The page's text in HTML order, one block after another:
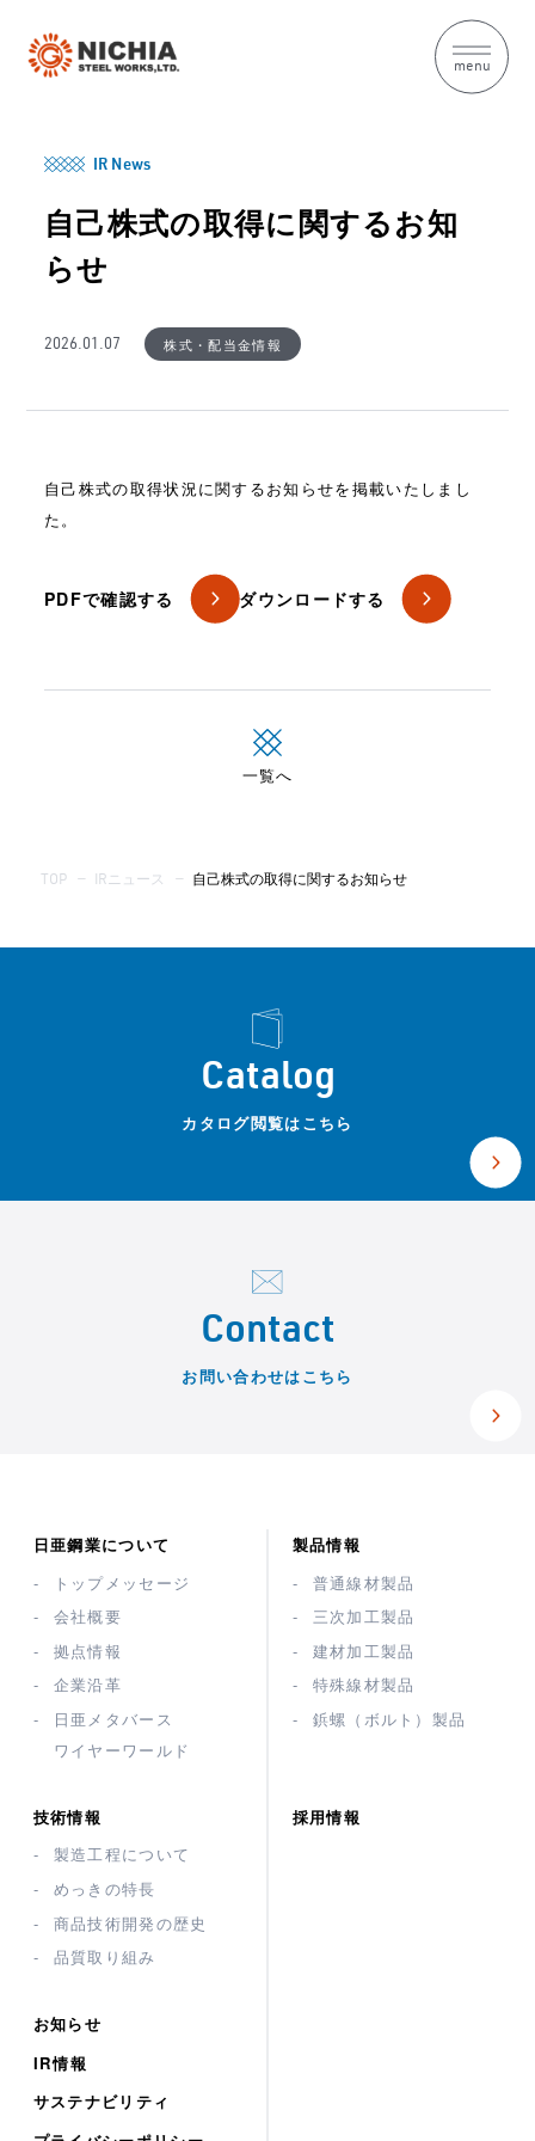
menu
IR News
自己株式の取得に関するお知
らせ
2026.01.07 株式・配当金情報
自己株式の取得状況に関するお知らせを掲載いたしまし
た。
PDFで確認する ダウンロードする
一覧へ
TOP — IRニュース — 自己株式の取得に関するお知らせ
Catalog
カタログ閲覧はこちら
Contact
お問い合わせはこちら
日亜鋼業について
トップメッセージ
会社概要
拠点情報
企業沿革
日亜メタバース
ワイヤーワールド
製品情報
普通線材製品
三次加工製品
建材加工製品
特殊線材製品
鋲螺（ボルト）製品
技術情報
製造工程について
めっきの特長
商品技術開発の歴史
品質取り組み
採用情報
お知らせ
IR情報
サステナビリティ